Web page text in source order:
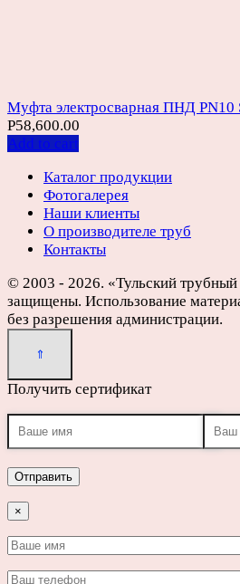
Муфта электросварная ПНД
Р58,600.00
Add to cart
Каталог продукции
Фотогалерея
Наши клиенты
О производителе труб
Контакты
© 2003 - 2026. «Тульский трубный
защищены. Использование
без разрешения администрации.
Получить сертификат
×